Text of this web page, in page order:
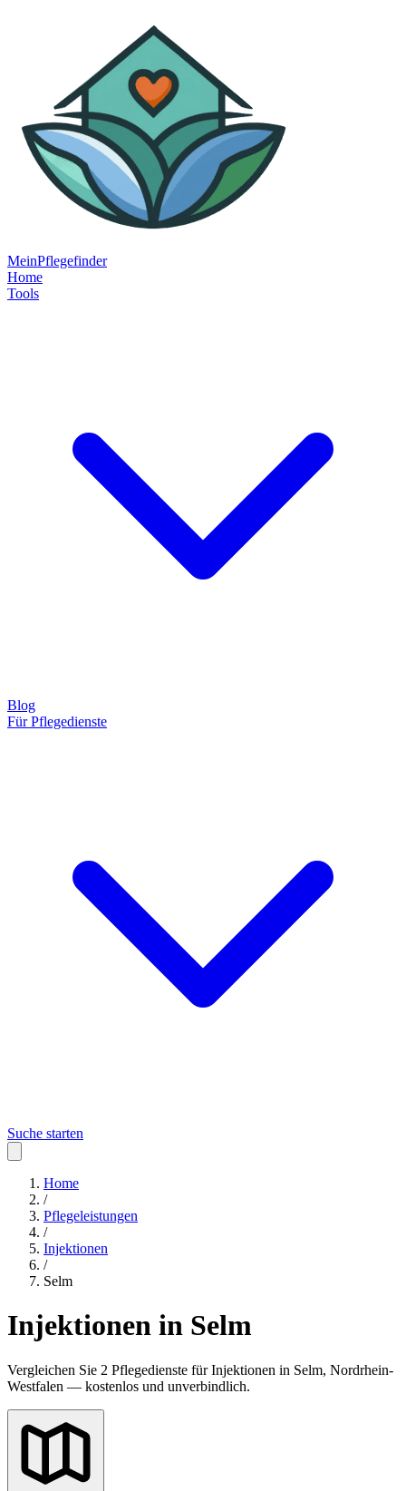
MeinPflegefinder
Home
Tools
Blog
Für Pflegedienste
Suche starten
Home
/
Pflegeleistungen
/
Injektionen
/
Selm
Injektionen in Selm
Vergleichen Sie 2 Pflegedienste für Injektionen in Selm, Nordrhein-
Westfalen — kostenlos und unverbindlich.